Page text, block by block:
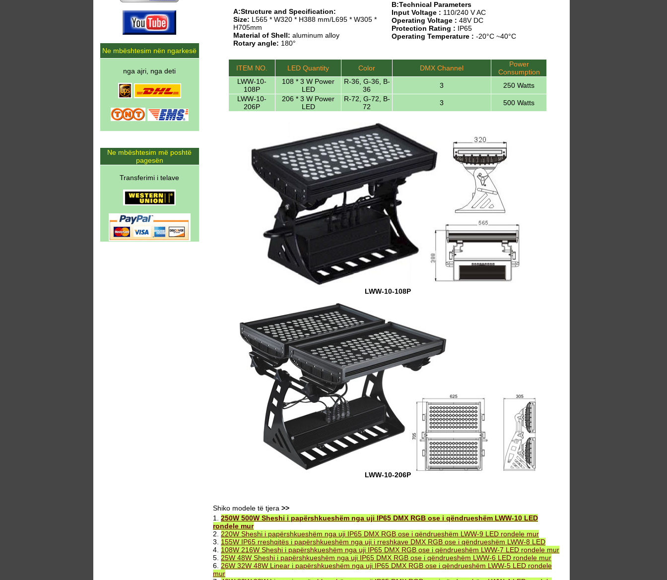
A:Structure and Specification:
Size: L565 * W320 * H388 mm/L695 * W305 *
H705mm
Material of Shell: aluminum alloy
Rotary angle: 180°
B:Technical Parameters
Input Voltage : 110/240 V AC
Operating Voltage : 48V DC
Protection Rating : IP65
Operating Temperature : -20°C ~40°C
ITEM NO. LED Quantity Color DMX Channel
Power
Consumption
LWW-10-
108P
108 * 3 W Power
LED
R-36, G-36, B-
36
3
250 Watts
LWW-10-
206P
206 * 3 W Power
LED
R-72, G-72, B-
72
3 500 Watts
LWW-10-108P
LWW-10-206P
Shiko modele të tjera >>
1. 250W 500W Sheshi i papërshkueshëm nga uji IP65 DMX RGB ose i qëndrueshëm LWW-10 LED
rondele mur
2. 220W Sheshi i papërshkueshëm nga uji IP65 DMX RGB ose i qëndrueshëm LWW-9 LED rondele mur
3. 155W IP65 rreshqitës i papërshkueshëm nga uji i rreshkave DMX RGB ose i qëndrueshëm LWW-8 LED
4. 108W 216W Sheshi i papërshkueshëm nga uji IP65 DMX RGB ose i qëndrueshëm LWW-7 LED rondele mur
5. 25W 48W Sheshi i papërshkueshëm nga uji IP65 DMX RGB ose i qëndrueshëm LWW-6 LED rondele mur
6. 26W 32W 48W Linear i papërshkueshëm nga uji IP65 DMX RGB ose i qëndrueshëm LWW-5 LED rondele
mur
Ne mbështesim nën ngarkesë
nga ajri, nga deti
Ne mbështesim më poshtë
pagesën
Transferimi i telave